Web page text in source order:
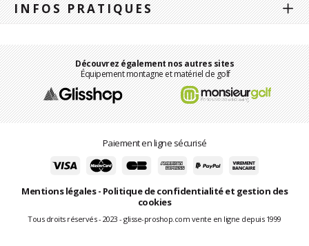
INFOS PRATIQUES
Découvrez également nos autres sites
Équipement montagne et matériel de golf
Paiement en ligne sécurisé
Mentions légales- Politique de confidentialité et gestion des
cookies
Tous droits réservés - 2023 - glisse-proshop.com vente en ligne depuis 1999